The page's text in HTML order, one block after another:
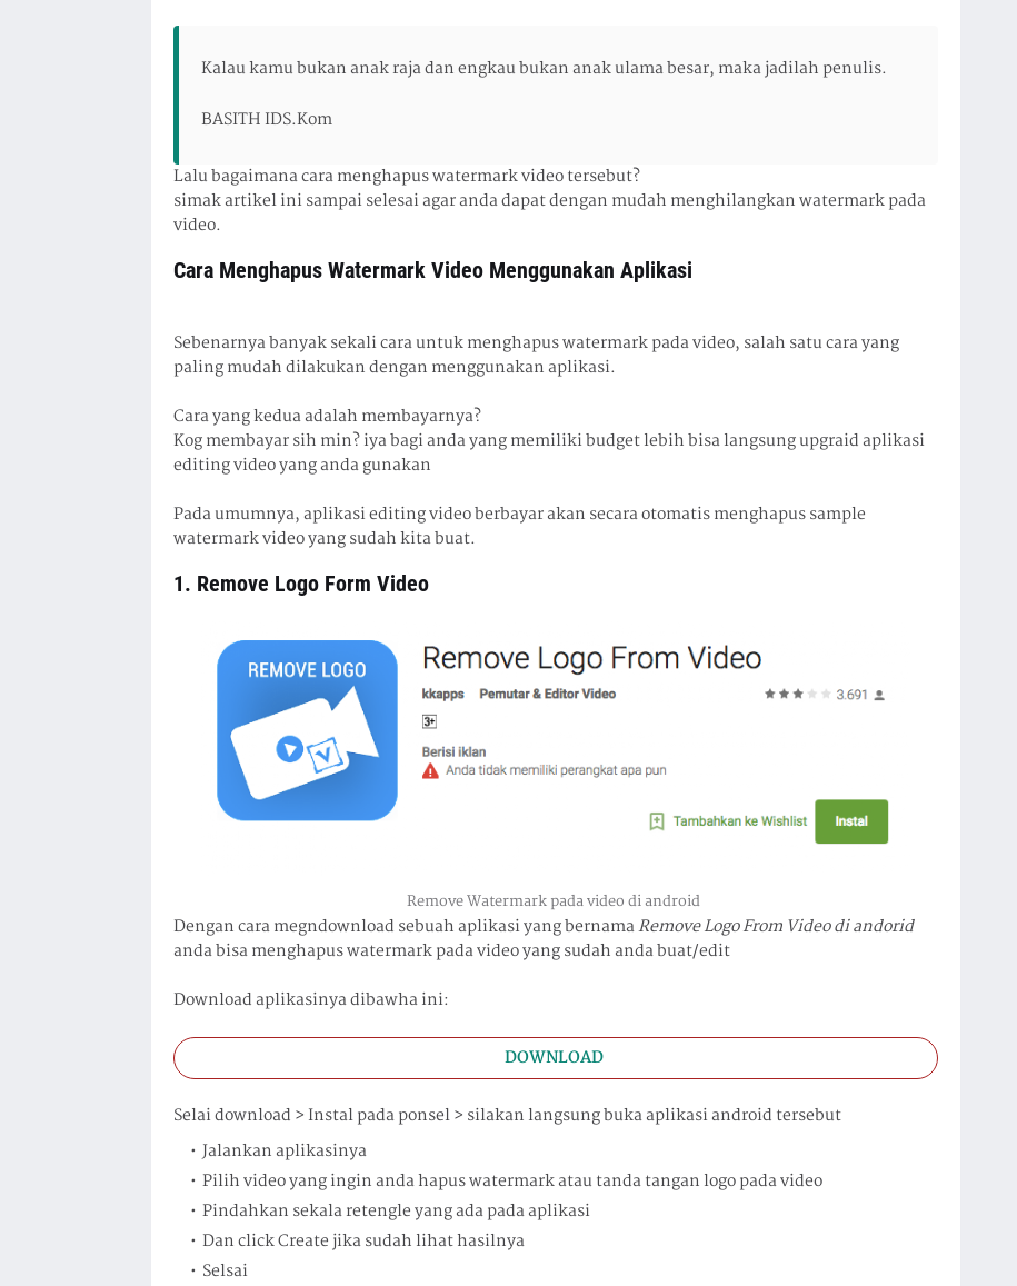
Kalau kamu bukan anak raja dan engkau bukan anak ulama besar, maka jadilah penulis.
BASITH IDS.Kom
Lalu bagaimana cara menghapus watermark video tersebut?
simak artikel ini sampai selesai agar anda dapat dengan mudah menghilangkan watermark pada
video.
Cara Menghapus Watermark Video Menggunakan Aplikasi
Sebenarnya banyak sekali cara untuk menghapus watermark pada video, salah satu cara yang
paling mudah dilakukan dengan menggunakan aplikasi.
Cara yang kedua adalah membayarnya?
Kog membayar sih min? iya bagi anda yang memiliki budget lebih bisa langsung upgraid aplikasi
editing video yang anda gunakan
Pada umumnya, aplikasi editing video berbayar akan secara otomatis menghapus sample
watermark video yang sudah kita buat.
1. Remove Logo Form Video
Remove Watermark pada video di android
Dengan cara megndownload sebuah aplikasi yang bernamaRemove Logo From Video di andorid
anda bisa menghapus watermark pada video yang sudah anda buat/edit
Download aplikasinya dibawha ini:
DOWNLOAD
Selai download > Instal pada ponsel > silakan langsung buka aplikasi android tersebut
Jalankan aplikasinya
Pilih video yang ingin anda hapus watermark atau tanda tangan logo pada video
Pindahkan sekala retengle yang ada pada aplikasi
Dan click Create jika sudah lihat hasilnya
Selsai